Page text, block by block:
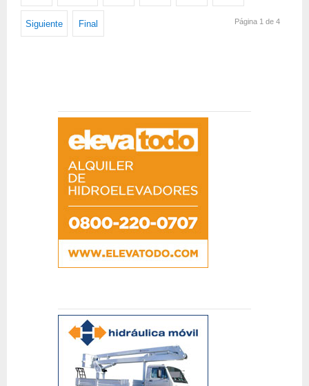
Siguiente Final Página 1 de 4